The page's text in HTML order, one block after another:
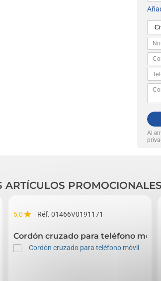
Al
ARTÍCULOS
inteligentes
5,0 Réf. 01466V0191171
Cordón cruzado para teléfono móvil